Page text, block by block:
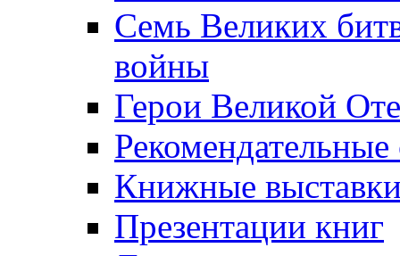
Семь Великих
войны
Герои Великой
Рекомендательные
Книжные
Презентации книг